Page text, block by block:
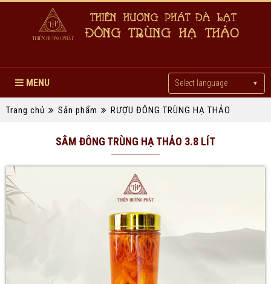
Select language ▼
MENU
Trang chủ Sản phẩm RƯỢU ĐÔNG TRÙNG HẠ THẢO
SÂM ĐÔNG TRÙNG HẠ THẢO 3.8 LÍT